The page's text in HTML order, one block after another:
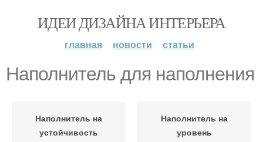
ИДЕИ ДИЗАЙНА ИНТЕРЬЕРА
главная новости статьи
Наполнитель для наполнения
Наполнитель на
устойчивость
Наполнитель на
уровень